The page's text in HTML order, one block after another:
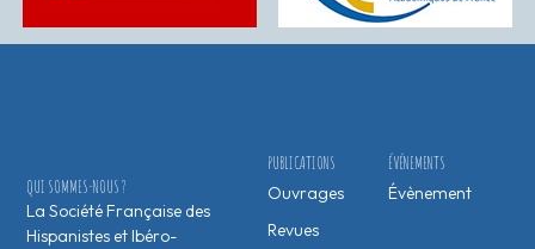
ÉVÉNEMENTS
Évènement
PUBLICATIONS
Ouvrages
Revues
QUI SOMMES-NOUS ?
La Société Française des
Hispanistes et Ibéro-